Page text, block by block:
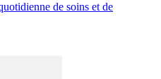
de soins et de